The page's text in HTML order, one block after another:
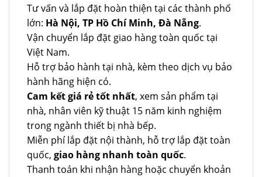
Tư vấn và lắp đặt hoàn thiện tại các thành phố
lớn: Hà Nội, TP Hồ Chí Minh, Đà Nẵng.
Vận chuyển lắp đặt giao hàng toàn quốc tại
Việt Nam.
Hỗ trợ bảo hành tại nhà, kèm theo dịch vụ bảo
hành hãng hiện có.
Cam kết giá rẻ tốt nhất, xem sản phẩm tại
nhà, nhân viên kỹ thuật 15 năm kinh nghiệm
trong ngành thiết bị nhà bếp.
Miễn phí lắp đặt nội thành, hỗ trợ lắp đặt toàn
quốc, giao hàng nhanh toàn quốc.
Thanh toán khi nhận hàng hoặc chuyển khoản